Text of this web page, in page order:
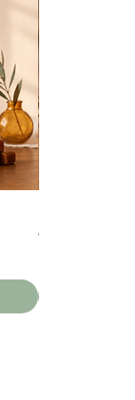
Precio
17,95 €